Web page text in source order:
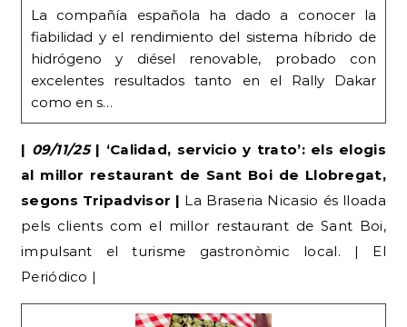
La compañía española ha dado a conocer la
fiabilidad y el rendimiento del sistema híbrido de
hidrógeno y diésel renovable, probado con
excelentes resultados tanto en el Rally Dakar
como en s…
| 09/11/25| ‘Calidad, servicio y trato’: els elogis
al millor restaurant de Sant Boi de Llobregat,
segons Tripadvisor | La Braseria Nicasio és lloada
pels clients com el millor restaurant de Sant Boi,
impulsant el turisme gastronòmic local. | El
Periódico |